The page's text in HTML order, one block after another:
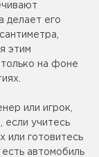
делает его
этим
только на фоне
или игрок,
если учитесь
или готовитесь
автомобиль